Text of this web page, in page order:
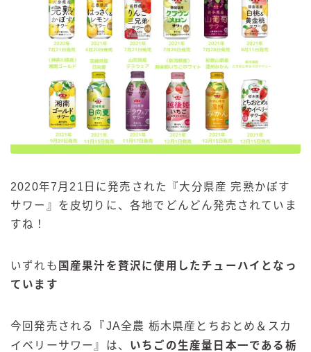
2020年7月21日に発売された『大分県産 完熟かぼす
サワー』を皮切りに、各地でどんどん発売されていま
すね！
いずれも 国産果汁を贅沢に使用したチューハイとなっ
ています
今回発売される『JA全農 栃木県産とちおとめ＆スカ
イベリーサワー 』は、 いちごの生産量日本一である栃